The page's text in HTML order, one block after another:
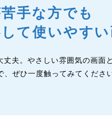
手な方でも
て使いやすい
夫。やさしい雰囲気の画面
ぜひ一度触ってみてくださ